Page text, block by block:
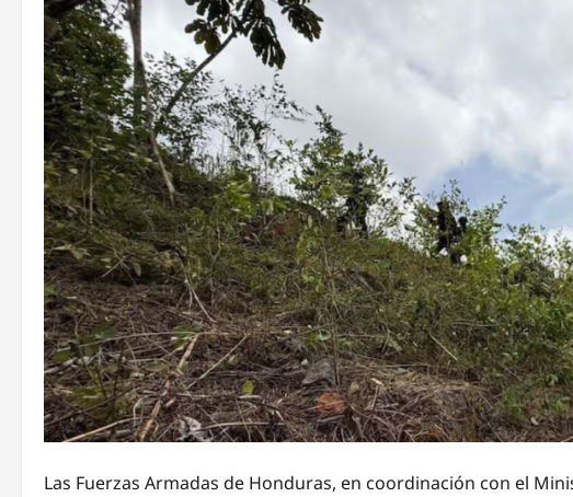
Las Fuerzas Armadas de Honduras, en coordinación con el